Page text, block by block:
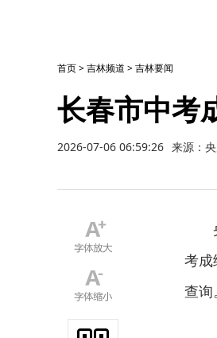
首页>吉林频道 >吉林要闻
长春市中考
2026-07-06 06:59:26 来源：
考成
查询